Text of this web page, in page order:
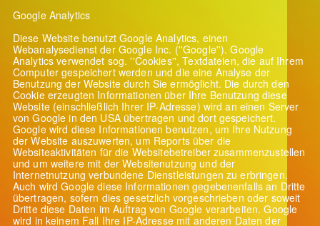
Google Analytics
Diese Website benutzt Google Analytics, einen
Webanalysedienst der Google Inc. (''Google''). Google
Analytics verwendet sog. ''Cookies'', Textdateien, die auf Ihrem
Computer gespeichert werden und die eine Analyse der
Benutzung der Website durch Sie ermöglicht. Die durch den
Cookie erzeugten Informationen über Ihre Benutzung diese
Website (einschließlich Ihrer IP-Adresse) wird an einen Server
von Google in den USA übertragen und dort gespeichert.
Google wird diese Informationen benutzen, um Ihre Nutzung
der Website auszuwerten, um Reports über die
Websiteaktivitäten für die Websitebetreiber zusammenzustellen
und um weitere mit der Websitenutzung und der
Internetnutzung verbundene Dienstleistungen zu erbringen.
Auch wird Google diese Informationen gegebenenfalls an Dritte
übertragen, sofern dies gesetzlich vorgeschrieben oder soweit
Dritte diese Daten im Auftrag von Google verarbeiten. Google
wird in keinem Fall Ihre IP-Adresse mit anderen Daten der